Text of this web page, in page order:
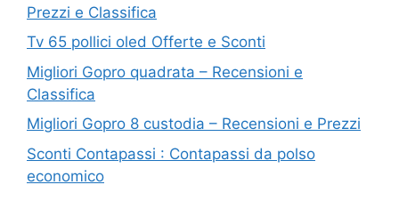
Prezzi e Classifica
Tv 65 pollici oled Offerte e Sconti
Migliori Gopro quadrata – Recensioni e
Classifica
Migliori Gopro 8 custodia – Recensioni e Prezzi
Sconti Contapassi : Contapassi da polso
economico